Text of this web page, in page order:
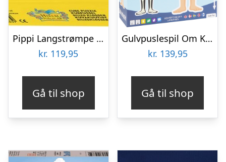
Pippi Langstrømpe – Puslespil Klodser – 12 Klodser
kr. 119,95
Gå til shop
Gulvpuslespil Om Kroppen – Dreng
kr. 139,95
Gå til shop